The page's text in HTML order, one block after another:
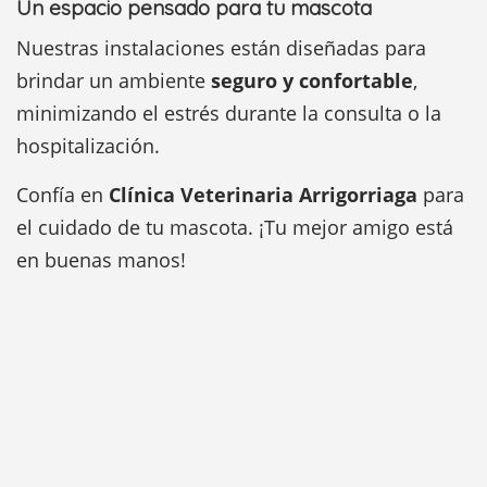
Un espacio pensado para tu mascota
Nuestras instalaciones están diseñadas para
brindar un ambiente seguro y confortable,
minimizando el estrés durante la consulta o la
hospitalización.
Confía en Clínica Veterinaria Arrigorriaga para
el cuidado de tu mascota. ¡Tu mejor amigo está
en buenas manos!